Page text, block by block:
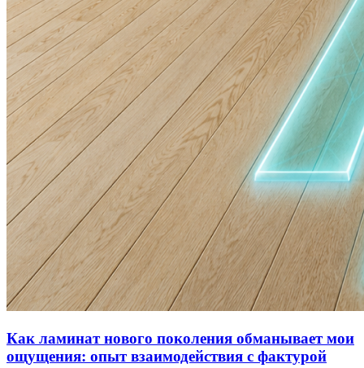
Как ламинат нового поколения обманывает мои
ощущения: опыт взаимодействия с фактурой